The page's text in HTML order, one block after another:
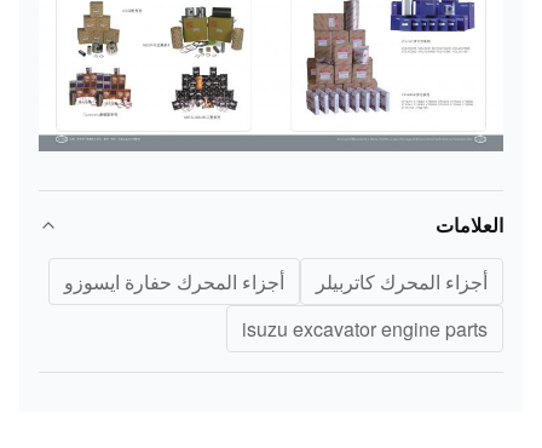
العلامات
أجزاء المحرك كاتربيلر
أجزاء المحرك حفارة ايسوزو
isuzu excavator engine parts